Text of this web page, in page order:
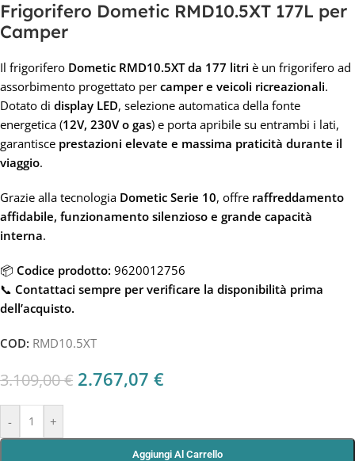
Frigorifero Dometic RMD10.5XT 177L per
Camper
Il frigorifero Dometic RMD10.5XT da 177 litri è un frigorifero ad
assorbimento progettato per camper e veicoli ricreazionali.
Dotato di display LED, selezione automatica della fonte
energetica (12V, 230V o gas) e porta apribile su entrambi i lati,
garantisce prestazioni elevate e massima praticità durante il
viaggio.
Grazie alla tecnologia Dometic Serie 10, offre raffreddamento
affidabile, funzionamento silenzioso e grande capacità
interna.
📦 Codice prodotto: 9620012756
📞 Contattaci sempre per verificare la disponibilità prima
dell’acquisto.
COD: RMD10.5XT
3.109,00€ 2.767,07 €
- +
Aggiungi Al Carrello